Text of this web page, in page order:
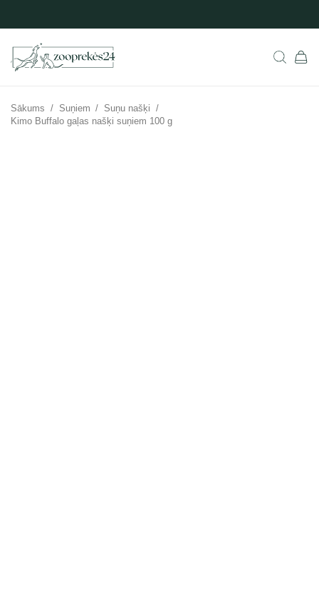
Sākums / Suņiem / Suņu našķi /
Kimo Buffalo gaļas našķi suņiem 100 g